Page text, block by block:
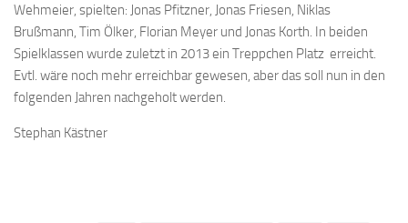
Wehmeier, spielten: Jonas Pfitzner, Jonas Friesen, Niklas
Brußmann, Tim Ölker, Florian Meyer und Jonas Korth. In beiden
Spielklassen wurde zuletzt in 2013 ein Treppchen Platz erreicht.
Evtl. wäre noch mehr erreichbar gewesen, aber das soll nun in den
folgenden Jahren nachgeholt werden.
Stephan Kästner